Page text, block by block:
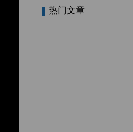
热门文章